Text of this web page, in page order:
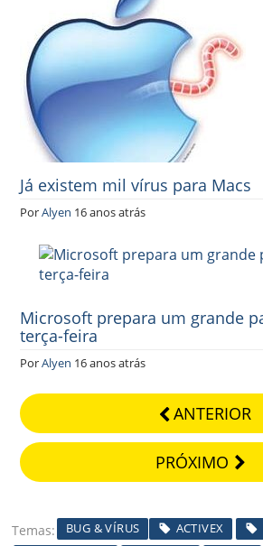
Já existem mil vírus para Macs
PorAlyen 16 anos atrás
Microsoft prepara um grande
terça-feira
PorAlyen 16 anos atrás
ANTERIOR
PRÓXIMO
Temas BUG & VÍRUS ACTIVEX